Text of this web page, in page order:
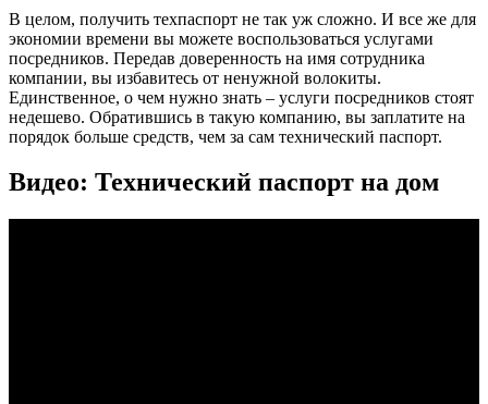
В целом, получить техпаспорт не так уж сложно. И все же для
экономии времени вы можете воспользоваться услугами
посредников. Передав доверенность на имя сотрудника
компании, вы избавитесь от ненужной волокиты.
Единственное, о чем нужно знать – услуги посредников стоят
недешево. Обратившись в такую компанию, вы заплатите на
порядок больше средств, чем за сам технический паспорт.
Видео: Технический паспорт на дом